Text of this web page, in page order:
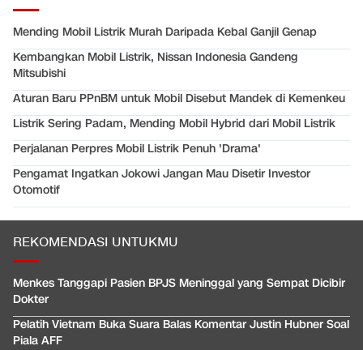
Mending Mobil Listrik Murah Daripada Kebal Ganjil Genap
Kembangkan Mobil Listrik, Nissan Indonesia Gandeng
Mitsubishi
Aturan Baru PPnBM untuk Mobil Disebut Mandek di Kemenkeu
Listrik Sering Padam, Mending Mobil Hybrid dari Mobil Listrik
Perjalanan Perpres Mobil Listrik Penuh 'Drama'
Pengamat Ingatkan Jokowi Jangan Mau Disetir Investor
Otomotif
REKOMENDASI UNTUKMU
Menkes Tanggapi Pasien BPJS Meninggal yang Sempat Dicibir
Dokter
Pelatih Vietnam Buka Suara Balas Komentar Justin Hubner Soal
Piala AFF